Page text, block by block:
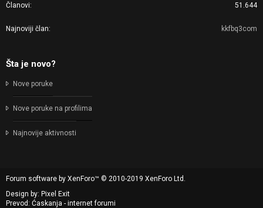
Članovi 51.644
Najnoviji član kkfbq3com
Šta je novo?
Nove poruke
Nove poruke na profilima
Najnovije aktivnosti
Forum software by XenForo™ © 2010-2019 XenForo Ltd.
Design by: Pixel Exit
Prevod: Ćaskanja - internet forumi